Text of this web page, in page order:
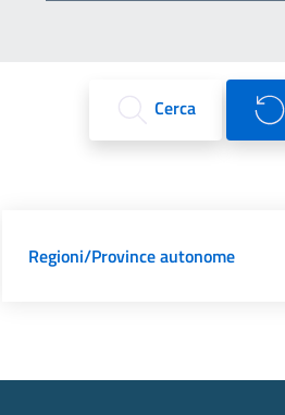
Cerca
Regioni/Province autonome